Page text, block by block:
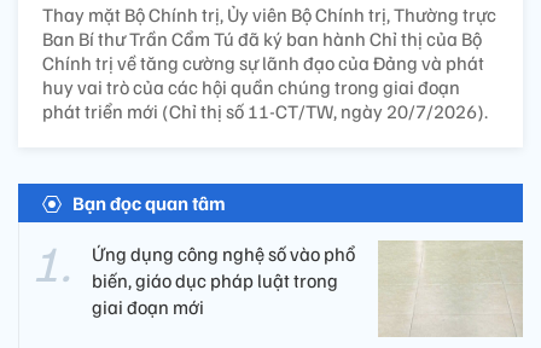
Thay mặt Bộ Chính trị, Ủy viên Bộ Chính trị, Thường trực
Ban Bí thư Trần Cẩm Tú đã ký ban hành Chỉ thị của Bộ
Chính trị về tăng cường sự lãnh đạo của Đảng và phát
huy vai trò của các hội quần chúng trong giai đoạn
phát triển mới (Chỉ thị số 11-CT/TW, ngày 20/7/2026).
Bạn đọc quan tâm
Ứng dụng công nghệ số vào phổ
biến, giáo dục pháp luật trong
giai đoạn mới